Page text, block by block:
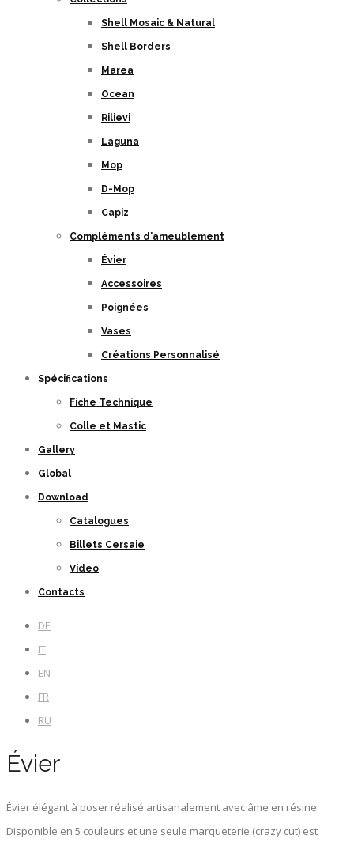
Shell Mosaic & Natural
Shell Borders
Marea
Ocean
Rilievi
Laguna
Mop
D-Mop
Capiz
Compléments d'ameublement
Évier
Accessoires
Poignées
Vases
Créations Personnalisé
Spécifications
Fiche Technique
Colle et Mastic
Gallery
Global
Download
Catalogues
Billets Cersaie
Video
Contacts
DE
IT
EN
FR
RU
Évier
Évier élégant à poser réalisé artisanalement avec âme en résine.
Disponible en 5 couleurs et une seule marqueterie (crazy cut) est